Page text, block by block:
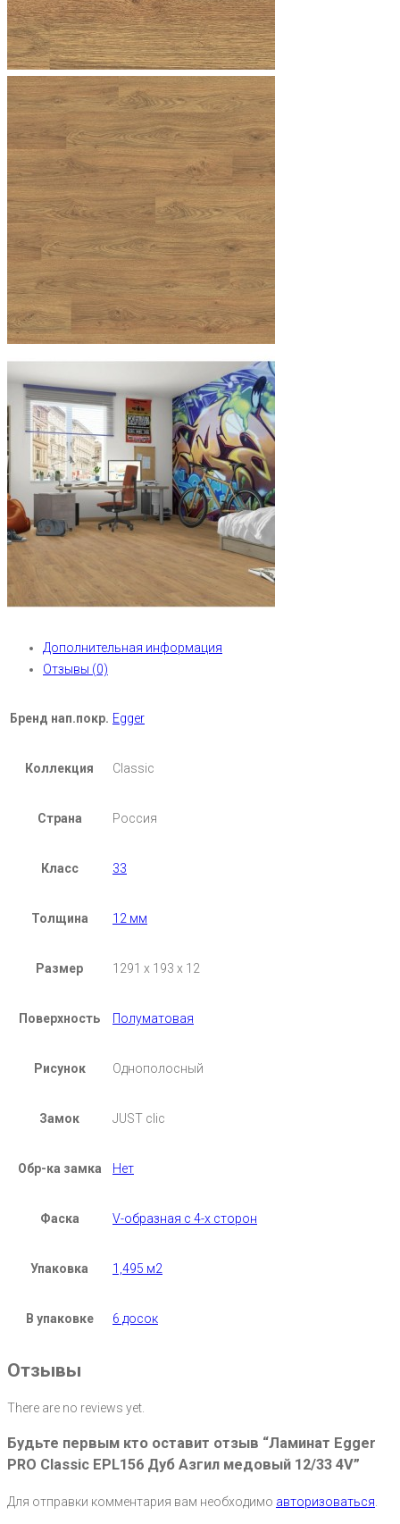
Дополнительная информация
Отзывы (0)
Бренд нап.покр. Egger
Коллекция Classic
Страна Россия
Класс 33
Толщина 12 мм
Размер 1291 х 193 х 12
Поверхность Полуматовая
Рисунок Однополосный
Замок JUST clic
Обр-ка замка Нет
Фаска V-образная с 4-х сторон
Упаковка 1,495 м2
В упаковке 6 досок
Отзывы
There are no reviews yet.
Будьте первым кто оставит отзыв “Ламинат Egger
PRO Classic EPL156 Дуб Азгил медовый 12/33 4V”
Для отправки комментария вам необходимо авторизоваться